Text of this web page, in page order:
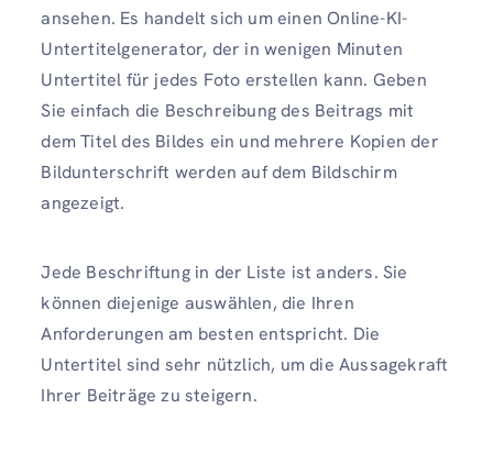
ansehen. Es handelt sich um einen Online-KI-
Untertitelgenerator, der in wenigen Minuten
Untertitel für jedes Foto erstellen kann. Geben
Sie einfach die Beschreibung des Beitrags mit
dem Titel des Bildes ein und mehrere Kopien der
Bildunterschrift werden auf dem Bildschirm
angezeigt.
Jede Beschriftung in der Liste ist anders. Sie
können diejenige auswählen, die Ihren
Anforderungen am besten entspricht. Die
Untertitel sind sehr nützlich, um die Aussagekraft
Ihrer Beiträge zu steigern.